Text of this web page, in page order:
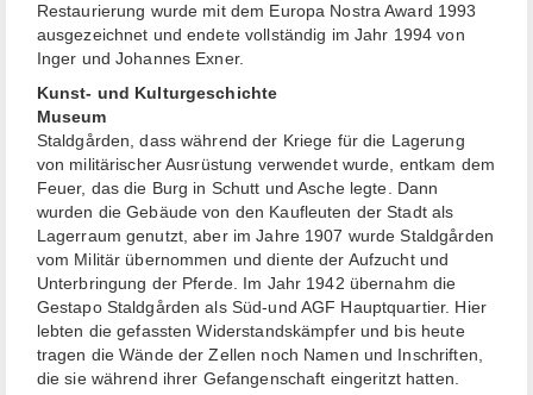
Restaurierung wurde mit dem Europa Nostra Award 1993
ausgezeichnet und endete vollständig im Jahr 1994 von
Inger und Johannes Exner.
Kunst- und Kulturgeschichte
Museum
Staldgården, dass während der Kriege für die Lagerung
von militärischer Ausrüstung verwendet wurde, entkam dem
Feuer, das die Burg in Schutt und Asche legte. Dann
wurden die Gebäude von den Kaufleuten der Stadt als
Lagerraum genutzt, aber im Jahre 1907 wurde Staldgården
vom Militär übernommen und diente der Aufzucht und
Unterbringung der Pferde. Im Jahr 1942 übernahm die
Gestapo Staldgården als Süd-und AGF Hauptquartier. Hier
lebten die gefassten Widerstandskämpfer und bis heute
tragen die Wände der Zellen noch Namen und Inschriften,
die sie während ihrer Gefangenschaft eingeritzt hatten.